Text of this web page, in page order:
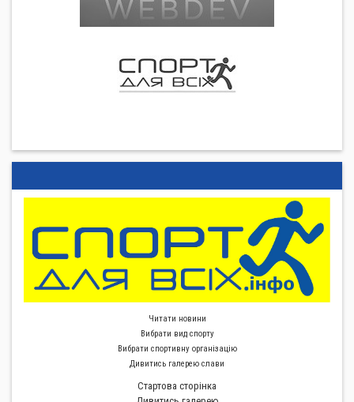
Читати новини
Вибрати вид спорту
Вибрати спортивну органiзацiю
Дивитись галерею слави
Стартова сторiнка